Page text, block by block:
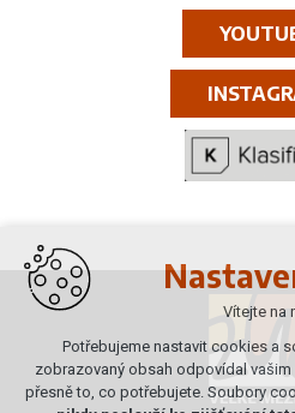
Vítejte na
Potřebujeme nastavit cookies a
zobrazovaný obsah odpovídal
přesně to, co potřebujete. Soubory